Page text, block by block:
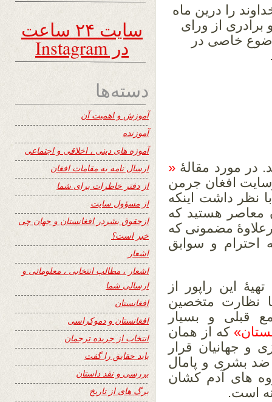
را درین ماه
از ورای
خاصی در
در مورد مقالۀ «
افغان جرمن
نظر داشت اینکه
معاصر هستید که
مضمونی که
احترام و سوابق
این راپور از
نظارت متخصین
قبلی و بسیار
که از همان
و جهانیان قرار
ضد بشری و پامال
های آدم کشان
است.
سایت ۲۴ ساعت
در Instagram
دسته‌ها
آموزش و اهمیت آن
آموزنده
آموزه های دینی ، اخلاقی و اجتماعی
ارسال نامه به مقامات افغان
از دفتر خاطرات برای شما
از مسؤول سایت
ازحقوق بشردر افغانستان و جهان چی
خبر است؟
اشعار
اشعار ، مطالب انتخابی ، معلوماتی و
ارسالی شما
افغانستان
افغانستان و دموکراسی
انتخاب از جریده ترجمان
باید حقایق را گفت
بررسی و نقد داستان
برگ های از تاریخ